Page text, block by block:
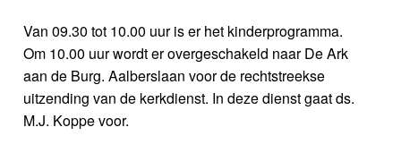
Van 09.30 tot 10.00 uur is er het kinderprogramma.
Om 10.00 uur wordt er overgeschakeld naar De Ark
aan de Burg. Aalberslaan voor de rechtstreekse
uitzending van de kerkdienst. In deze dienst gaat ds.
M.J. Koppe voor.